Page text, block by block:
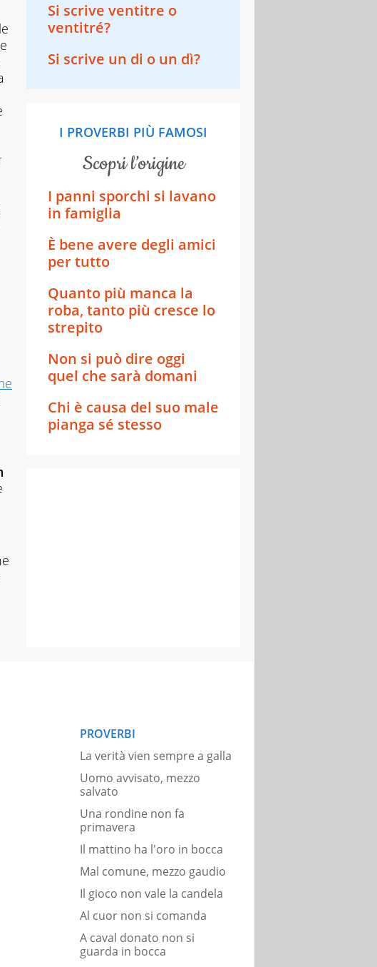
Si scrive ventitre o
ventitré?
Si scrive un di o un dì?
I PROVERBI PIÙ FAMOSI
scopri l’origine
I panni sporchi si lavano
in famiglia
È bene avere degli amici
per tutto
Quanto più manca la
roba, tanto più cresce lo
strepito
Non si può dire oggi
quel che sarà domani
Chi è causa del suo male
pianga sé stesso
PROVERBI
La verità vien sempre a galla
Uomo avvisato, mezzo
salvato
Una rondine non fa
primavera
Il mattino ha l'oro in bocca
Mal comune, mezzo gaudio
Il gioco non vale la candela
Al cuor non si comanda
A caval donato non si
guarda in bocca